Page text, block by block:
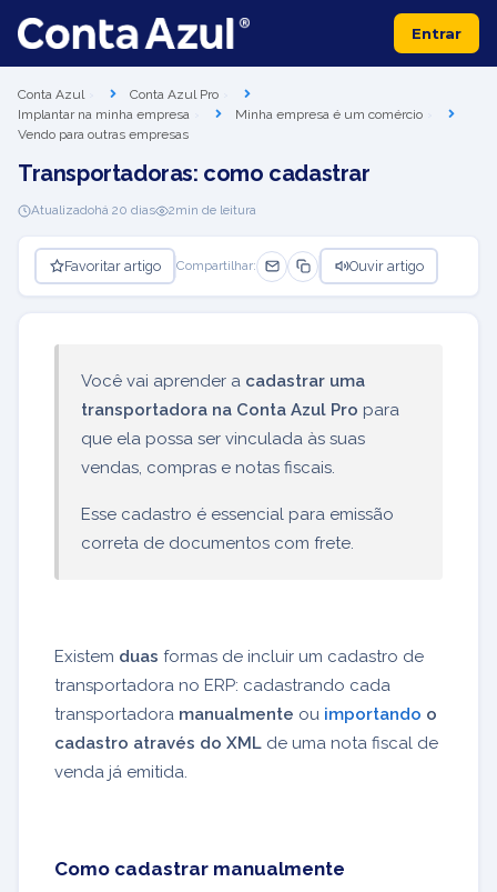
Entrar
Conta Azul
Conta Azul Pro
Implantar na minha empresa
Minha empresa é um comércio
Vendo para outras empresas
Transportadoras: como cadastrar
Atualizadohá 20 dias 2min de leitura
Favoritar artigo Compartilhar: Ouvir artigo
Você vai aprender a cadastrar uma
transportadora na Conta Azul Pro para
que ela possa ser vinculada às suas
vendas, compras e notas fiscais.
Esse cadastro é essencial para emissão
correta de documentos com frete.
Existem duas formas de incluir um cadastro de
transportadora no ERP: cadastrando cada
transportadora manualmente ou importando o
cadastro através do XML de uma nota fiscal de
venda já emitida.
Como cadastrar manualmente